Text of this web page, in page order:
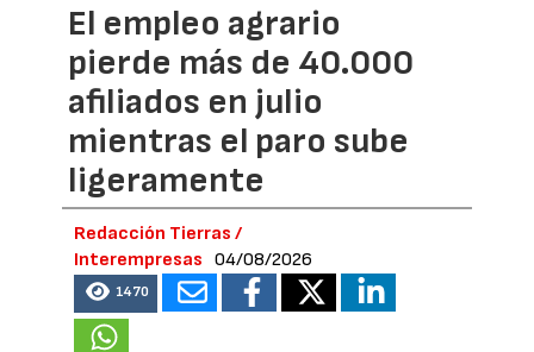
El empleo agrario
pierde más de 40.000
afiliados en julio
mientras el paro sube
ligeramente
Redacción Tierras /
Interempresas
04/08/2026
1470